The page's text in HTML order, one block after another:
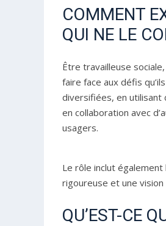
COMMENT
QUI NE LE
Être travailleuse
faire face aux défis
diversifiées, en
en collaboration avec
usagers.
Le rôle inclut
rigoureuse et une
QU’EST-CE